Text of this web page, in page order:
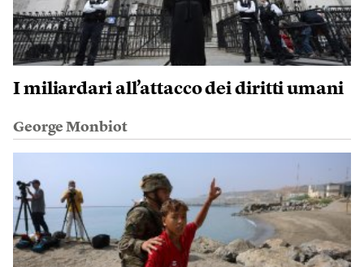
I miliardari all’attacco dei diritti umani
George Monbiot